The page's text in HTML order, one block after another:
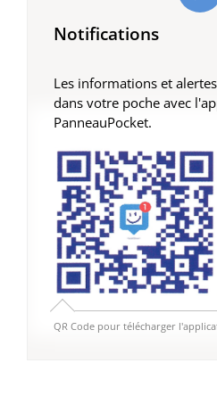
Notifications
Les informations et
dans votre poche avec
PanneauPocket.
QR Code pour télécharger